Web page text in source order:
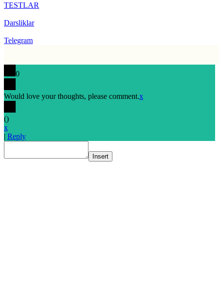
TESTLAR
Darsliklar
Telegram
0
Would love your thoughts, please comment.x
()
x
| Reply
Insert